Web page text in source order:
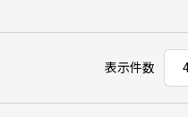
表示件数